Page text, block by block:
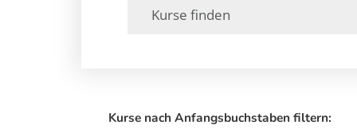
Kurse nach Anfangsbuchstaben filtern: